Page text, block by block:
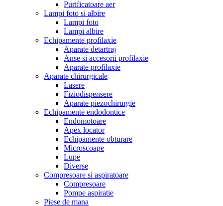
Purificatoare aer
Lampi foto si albire
Lampi foto
Lampi albire
Echipamente profilaxie
Aparate detartraj
Anse si accesorii profilaxie
Aparate profilaxie
Aparate chirurgicale
Lasere
Fiziodispensere
Aparate piezochirurgie
Echipamente endodontice
Endomotoare
Apex locator
Echipamente obturare
Microscoape
Lupe
Diverse
Compresoare si aspiratoare
Compresoare
Pompe aspiratie
Piese de mana